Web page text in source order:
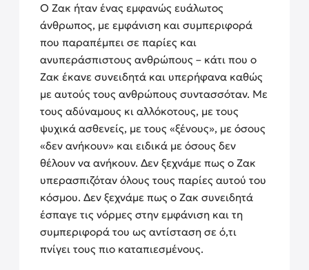
Ο Ζακ ήταν ένας εμφανώς ευάλωτος
άνθρωπος, με εμφάνιση και συμπεριφορά
που παραπέμπει σε παρίες και
ανυπεράσπιστους ανθρώπους – κάτι που ο
Ζακ έκανε συνειδητά και υπερήφανα καθώς
με αυτούς τους ανθρώπους συντασσόταν. Με
τους αδύναμους κι αλλόκοτους, με τους
ψυχικά ασθενείς, με τους «ξένους», με όσους
«δεν ανήκουν» και ειδικά με όσους δεν
θέλουν να ανήκουν. Δεν ξεχνάμε πως ο Ζακ
υπερασπιζόταν όλους τους παρίες αυτού του
κόσμου. Δεν ξεχνάμε πως ο Ζακ συνειδητά
έσπαγε τις νόρμες στην εμφάνιση και τη
συμπεριφορά του ως αντίσταση σε ό,τι
πνίγει τους πιο καταπιεσμένους.